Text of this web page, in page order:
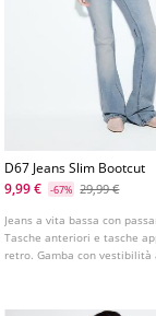
D67 Jeans Slim Bootcut
9,99 €
-67% 29,99 €
Jeans a vita bassa con
Tasche anteriori e tasche
retro. Gamba con